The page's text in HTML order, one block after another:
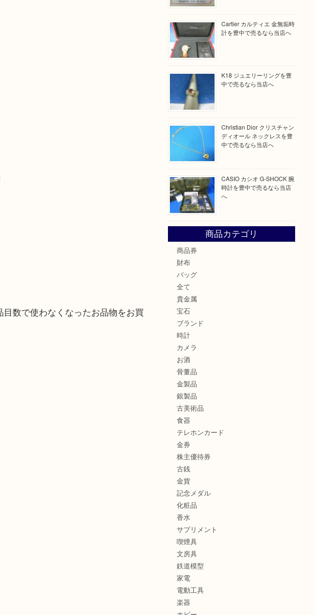
数で使わなくなったお品物をお買
Cartier カルティエ 金無垢時
計を豊中で売るなら当店へ
K18 ジュエリーリングを豊
中で売るなら当店へ
Christian Dior クリスチャン
ディオール ネックレスを豊
中で売るなら当店へ
CASIO カシオ G-SHOCK 腕
時計を豊中で売るなら当店
へ
商品カテゴリ
商品券
財布
バッグ
全て
貴金属
宝石
ブランド
時計
カメラ
お酒
骨董品
金製品
銀製品
古美術品
食器
テレホンカード
金券
株主優待券
古銭
金貨
記念メダル
化粧品
香水
サプリメント
喫煙具
文房具
鉄道模型
家電
電動工具
楽器